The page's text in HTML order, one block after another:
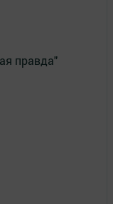
правда"